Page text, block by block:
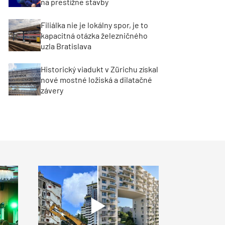
Filiálka nie je lokálny spor, je to
kapacitná otázka železničného
uzla Bratislava
Historický viadukt v Zürichu získal
nové mostné ložiská a dilatačné
závery